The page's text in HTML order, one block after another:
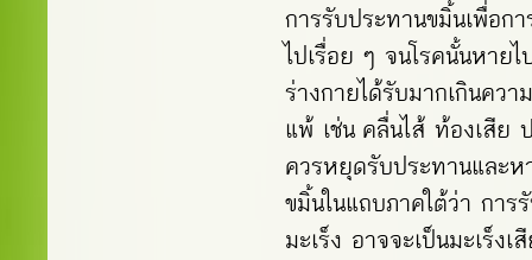
การรับประทานขมิ้นเพื่อก
ไปเรื่อย ๆ จนโรคนั้นหาย
ร่างกายได้รับมากเกินคว
แพ้ เช่น คลื่นไส้ ท้องเสีย
ควรหยุดรับประทานและห
ขมิ้นในแถบภาคใต้ว่า การ
มะเร็ง อาจจะเป็นมะเร็งเ